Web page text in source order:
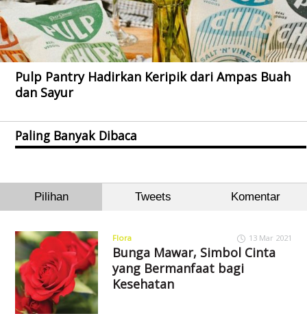
Pulp Pantry Hadirkan Keripik dari Ampas Buah
dan Sayur
Paling Banyak Dibaca
Pilihan Tweets Komentar
Flora 13 Mar 2021
Bunga Mawar, Simbol Cinta
yang Bermanfaat bagi
Kesehatan